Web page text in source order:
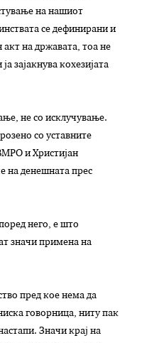
на нашиот
се дефинирани и
акт на државата, тоа не
зајакнува кохезијата
не со исклучување.
со уставните
и Христијан
на денешната прес
него, е што
значи примена на
пред кое нема да
говорница, ниту пак
Значи крај на